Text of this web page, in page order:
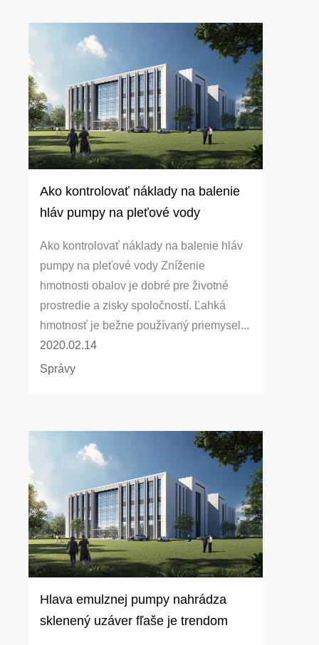
Ako kontrolovať náklady na balenie
hláv pumpy na pleťové vody
Ako kontrolovať náklady na balenie hláv
pumpy na pleťové vody Zníženie
hmotnosti obalov je dobré pre životné
prostredie a zisky spoločností. Ľahká
hmotnosť je bežne používaný priemysel...
2020.02.14
Správy
Hlava emulznej pumpy nahrádza
sklenený uzáver fľaše je trendom